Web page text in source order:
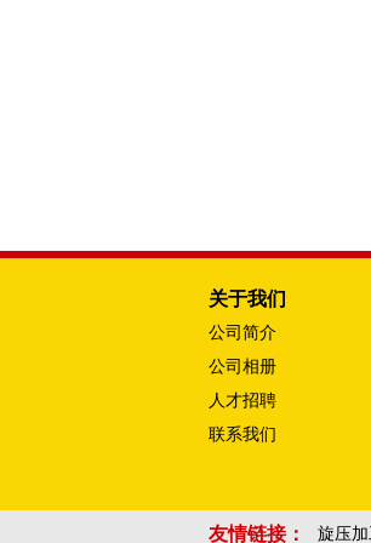
关于我们
公司简介
公司相册
人才招聘
联系我们
友情链接： 旋压